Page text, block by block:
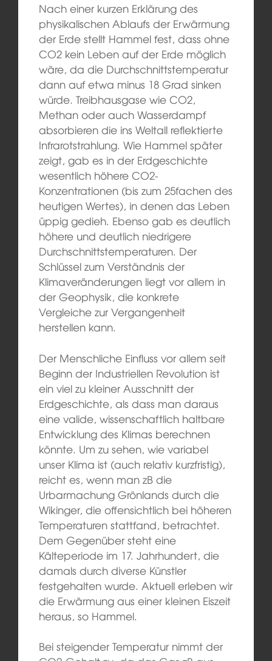
Nach einer kurzen Erklärung des
physikalischen Ablaufs der Erwärmung
der Erde stellt Hammel fest, dass ohne
CO2 kein Leben auf der Erde möglich
wäre, da die Durchschnittstemperatur
dann auf etwa minus 18 Grad sinken
würde. Treibhausgase wie CO2,
Methan oder auch Wasserdampf
absorbieren die ins Weltall reflektierte
Infrarotstrahlung. Wie Hammel später
zeigt, gab es in der Erdgeschichte
wesentlich höhere CO2-
Konzentrationen (bis zum 25fachen des
heutigen Wertes), in denen das Leben
üppig gedieh. Ebenso gab es deutlich
höhere und deutlich niedrigere
Durchschnittstemperaturen. Der
Schlüssel zum Verständnis der
Klimaveränderungen liegt vor allem in
der Geophysik, die konkrete
Vergleiche zur Vergangenheit
herstellen kann.
Der Menschliche Einfluss vor allem seit
Beginn der Industriellen Revolution ist
ein viel zu kleiner Ausschnitt der
Erdgeschichte, als dass man daraus
eine valide, wissenschaftlich haltbare
Entwicklung des Klimas berechnen
könnte. Um zu sehen, wie variabel
unser Klima ist (auch relativ kurzfristig),
reicht es, wenn man zB die
Urbarmachung Grönlands durch die
Wikinger, die offensichtlich bei höheren
Temperaturen stattfand, betrachtet.
Dem Gegenüber steht eine
Kälteperiode im 17. Jahrhundert, die
damals durch diverse Künstler
festgehalten wurde. Aktuell erleben wir
die Erwärmung aus einer kleinen Eiszeit
heraus, so Hammel.
Bei steigender Temperatur nimmt der